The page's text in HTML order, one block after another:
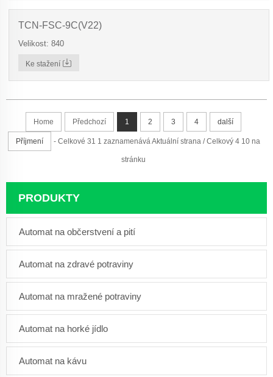
TCN-FSC-9C(V22)
Velikost: 840
Ke stažení
Home Předchozí 1 2 3 4 další
Příjmení - Celkové 31 1 zaznamenává Aktuální strana / Celkový 4 10 na
stránku
PRODUKTY
Automat na občerstvení a pití
Automat na zdravé potraviny
Automat na mražené potraviny
Automat na horké jídlo
Automat na kávu